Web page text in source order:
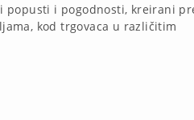
popusti i pogodnosti, kreirani
kod trgovaca u različitim